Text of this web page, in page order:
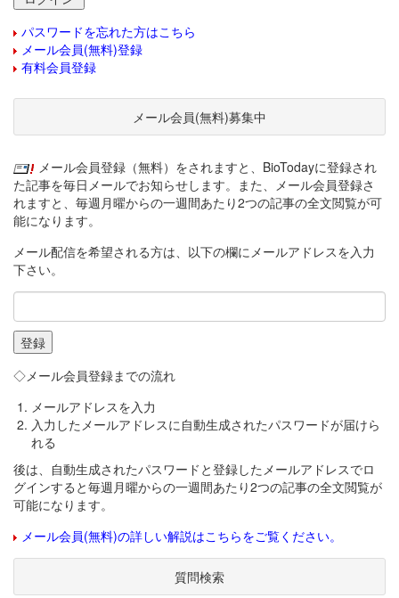
パスワードを忘れた方はこちら
メール会員(無料)登録
有料会員登録
メール会員(無料)募集中
メール会員登録（無料）をされますと、BioTodayに登録され
た記事を毎日メールでお知らせします。また、メール会員登録さ
れますと、毎週月曜からの一週間あたり2つの記事の全文閲覧が可
能になります。
メール配信を希望される方は、以下の欄にメールアドレスを入力
下さい。
◇メール会員登録までの流れ
メールアドレスを入力
入力したメールアドレスに自動生成されたパスワードが届けら
れる
後は、自動生成されたパスワードと登録したメールアドレスでロ
グインすると毎週月曜からの一週間あたり2つの記事の全文閲覧が
可能になります。
メール会員(無料)の詳しい解説はこちらをご覧ください。
質問検索